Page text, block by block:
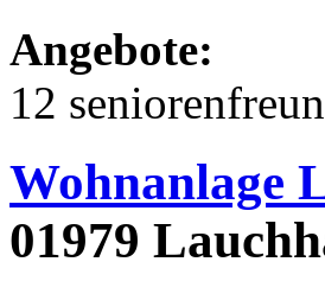
Angebote:
12
Wohnanlage
01979